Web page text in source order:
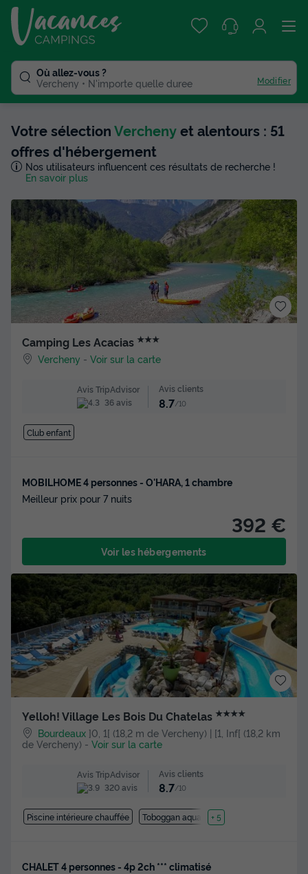
Où allez-vous ?
Vercheny
N'importe quelle duree Modifier
Votre sélectionVerchenyet alentours : 51
offres d'hébergement
Nos utilisateurs influencent ces résultats de recherche !
En savoir plus
Camping Les Acacias ★★★
Vercheny -Voir sur la carte
Avis TripAdvisor
36 avis
Avis clients
8.7/10
Club enfant
MOBILHOME 4 personnes - O'HARA, 1 chambre
Meilleur prix pour 7 nuits
392 €
Voir les hébergements
Yelloh! Village Les Bois Du Chatelas ★★★★
Bourdeaux ]0, 1[ (18,2 m de Vercheny) | [1, Inf[ (18,2 km
de Vercheny) - Voir sur la carte
Avis TripAdvisor
320 avis
Avis clients
8.7/10
Piscine intérieure chauffée Toboggan aquatique
+ 5
CHALET 4 personnes - 4p 2ch *** climatisé